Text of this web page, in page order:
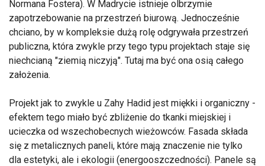
Normana Fostera). W Madrycie istnieje olbrzymie
zapotrzebowanie na przestrzeń biurową. Jednocześnie
chciano, by w kompleksie dużą rolę odgrywała przestrzeń
publiczna, która zwykle przy tego typu projektach staje się
niechcianą "ziemią niczyją". Tutaj ma być ona osią całego
założenia.
Projekt jak to zwykle u Zahy Hadid jest miękki i organiczny -
efektem tego miało być zbliżenie do tkanki miejskiej i
ucieczka od wszechobecnych wieżowców. Fasada składa
się z metalicznych paneli, które mają znaczenie nie tylko
dla estetyki, ale i ekologii (energooszczedności). Panele są